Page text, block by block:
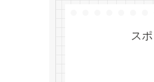
ス